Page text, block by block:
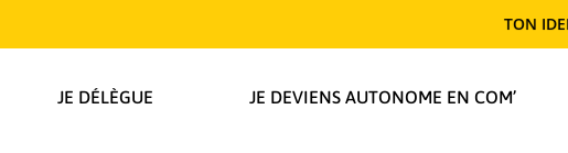
TON IDENTITÉ
JE DÉLÈGUE JE DEVIENS AUTONOME EN COM’